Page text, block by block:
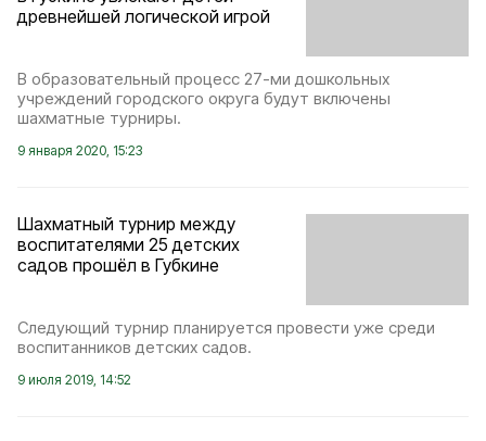
древнейшей логической игрой
В образовательный процесс 27-ми дошкольных
учреждений городского округа будут включены
шахматные турниры.
9 января 2020, 15:23
Шахматный турнир между
воспитателями 25 детских
садов прошёл в Губкине
Следующий турнир планируется провести уже среди
воспитанников детских садов.
9 июля 2019, 14:52